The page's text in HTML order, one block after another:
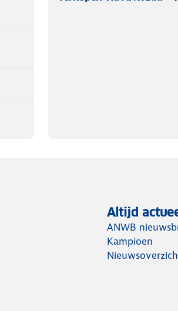
Altijd
ANWB
Kampioen